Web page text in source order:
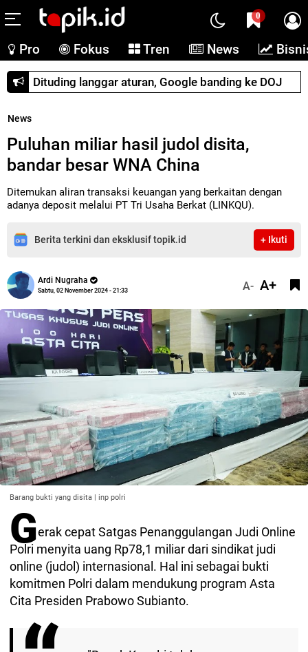
0
Pro Fokus Tren News
Dituding langgar aturan, Google banding ke DOJ
News
Puluhan miliar hasil judol disita,
bandar besar WNA China
Ditemukan aliran transaksi keuangan yang berkaitan dengan
adanya deposit melalui PT Tri Usaha Berkat (LINKQU).
Berita terkini dan eksklusif topik.id + Ikuti
Ardi Nugraha
Sabtu, 02 November 2024 - 21:33 A- A+
Barang bukti yang disita | inp polri
Gerak cepat Satgas Penanggulangan Judi Online
Polri menyita uang Rp78,1 miliar dari sindikat judi
online (judol) internasional. Hal ini sebagai bukti
komitmen Polri dalam mendukung program Asta
Cita Presiden Prabowo Subianto.